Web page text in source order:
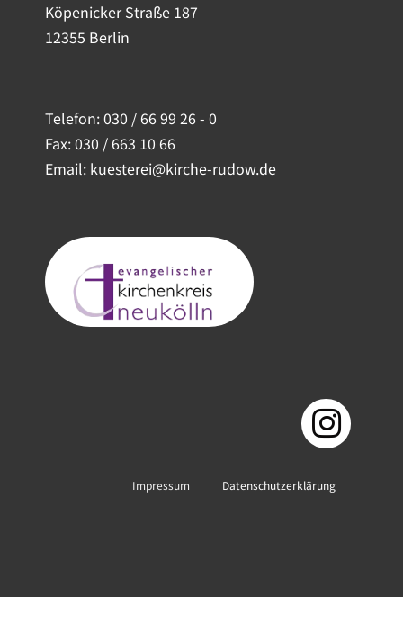
Köpenicker Straße 187
12355 Berlin
Telefon:030 / 66 99 26 - 0
Fax: 030 / 663 10 66
Email: kuesterei@kirche-rudow.de
Impressum Datenschutzerklärung